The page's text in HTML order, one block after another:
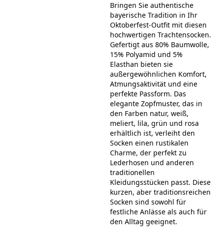
Bringen Sie authentische
bayerische Tradition in Ihr
Oktoberfest-Outfit mit diesen
hochwertigen Trachtensocken.
Gefertigt aus 80% Baumwolle,
15% Polyamid und 5%
Elasthan bieten sie
außergewöhnlichen Komfort,
Atmungsaktivität und eine
perfekte Passform. Das
elegante Zopfmuster, das in
den Farben natur, weiß,
meliert, lila, grün und rosa
erhältlich ist, verleiht den
Socken einen rustikalen
Charme, der perfekt zu
Lederhosen und anderen
traditionellen
Kleidungsstücken passt. Diese
kurzen, aber traditionsreichen
Socken sind sowohl für
festliche Anlässe als auch für
den Alltag geeignet.